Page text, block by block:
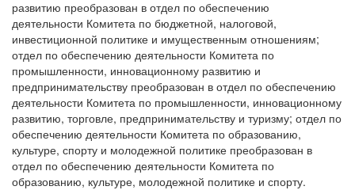
развитию преобразован в отдел по обеспечению
деятельности Комитета по бюджетной, налоговой,
инвестиционной политике и имущественным отношениям;
отдел по обеспечению деятельности Комитета по
промышленности, инновационному развитию и
предпринимательству преобразован в отдел по обеспечению
деятельности Комитета по промышленности, инновационному
развитию, торговле, предпринимательству и туризму; отдел по
обеспечению деятельности Комитета по образованию,
культуре, спорту и молодежной политике преобразован в
отдел по обеспечению деятельности Комитета по
образованию, культуре, молодежной политике и спорту.